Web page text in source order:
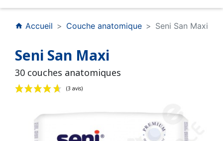
home Accueil Couche anatomique Seni San Maxi
Seni San Maxi
30 couches anatomiques